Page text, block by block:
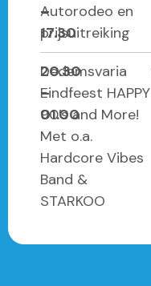
–
17.30
Autorodeo en
prijsuitreiking
20.30
–
01.00
Dedemsvaria
Eindfeest HAPPY
90’s and More!
Met o.a.
Hardcore Vibes
Band &
STARKOO